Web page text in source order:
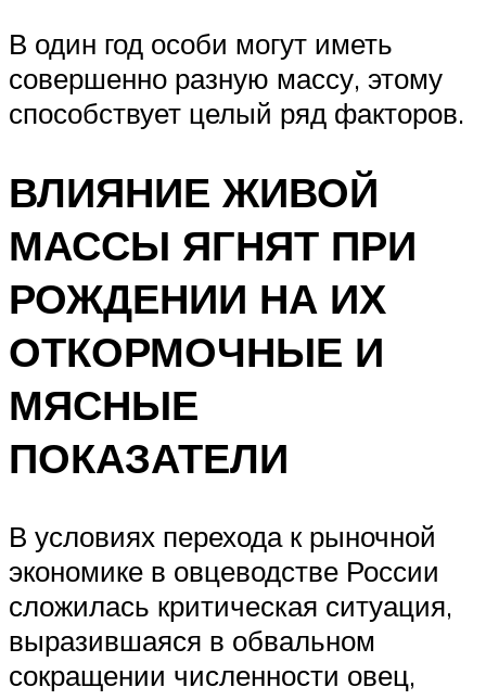
В один год особи могут иметь
совершенно разную массу, этому
способствует целый ряд факторов.
ВЛИЯНИЕ ЖИВОЙ
МАССЫ ЯГНЯТ ПРИ
РОЖДЕНИИ НА ИХ
ОТКОРМОЧНЫЕ И
МЯСНЫЕ
ПОКАЗАТЕЛИ
В условиях перехода к рыночной
экономике в овцеводстве России
сложилась критическая ситуация,
выразившаяся в обвальном
сокращении численности овец,